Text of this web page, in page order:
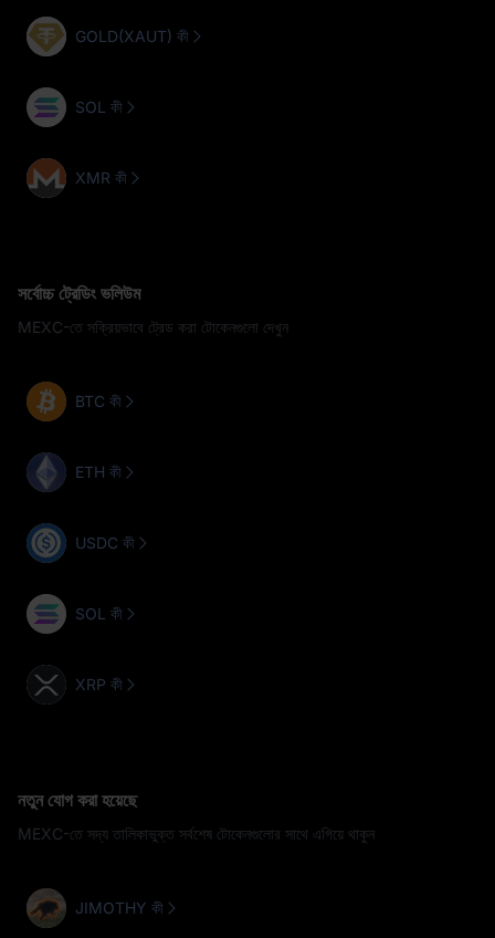
GOLD(XAUT) কী
SOL কী
XMR কী
সর্বোচ্চ ট্রেডিং ভলিউম
MEXC-তে সক্রিয়ভাবে ট্রেড করা টোকেনগুলো দেখুন
BTC কী
ETH কী
USDC কী
SOL কী
XRP কী
নতুন যোগ করা হয়েছে
MEXC-তে সদ্য তালিকাভুক্ত সর্বশেষ টোকেনগুলোর সাথে এগিয়ে থাকুন
JIMOTHY কী